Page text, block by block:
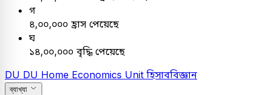
গ
৪,০০,০০০ হ্রাস পেয়েছে
ঘ
১৪,০০,০০০ বৃদ্ধি পেয়েছে
DU DU Home Economics Unit হিসাববিজ্ঞান
ব্যাখ্যা